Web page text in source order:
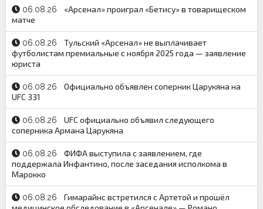
06.08.26
«Арсенал» проиграл «Бетису» в товарищеском
матче
06.08.26
Тульский «Арсенал» не выплачивает
футболистам премиальные с ноября 2025 года — заявление
юриста
06.08.26
Официально объявлен соперник Царукяна на
UFC 331
06.08.26
UFC официально объявил следующего
соперника Армана Царукяна
06.08.26
ФИФА выступила с заявлением, где
поддержала Инфантино, после заседания исполкома в
Марокко
06.08.26
Гимарайнс встретился с Артетой и прошёл